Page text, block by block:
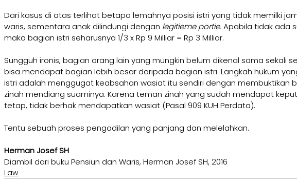
Dari kasus di atas terlihat betapa lemahnya posisi istri yang tidak memilki
waris, sementara anak dilindungi dengan legitieme portie. Apabila tidak ada
maka bagian istri seharusnya 1/3 x Rp 9 Milliar = Rp 3 Milliar.
Sungguh ironis, bagian orang lain yang mungkin belum dikenal sama sekali
bisa mendapat bagian lebih besar daripada bagian istri. Langkah hukum
istri adalah menggugat keabsahan wasiat itu sendiri dengan membuktikan
zinah mendiang suaminya. Karena teman zinah yang sudah mendapat
tetap, tidak berhak mendapatkan wasiat (Pasal 909 KUH Perdata).
Tentu sebuah proses pengadilan yang panjang dan melelahkan.
Herman Josef SH
Diambil dari buku Pensiun dan Waris, Herman Josef SH, 2016
Law